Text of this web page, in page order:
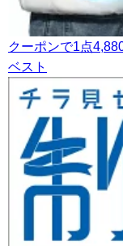
クーポンで1点
ベスト